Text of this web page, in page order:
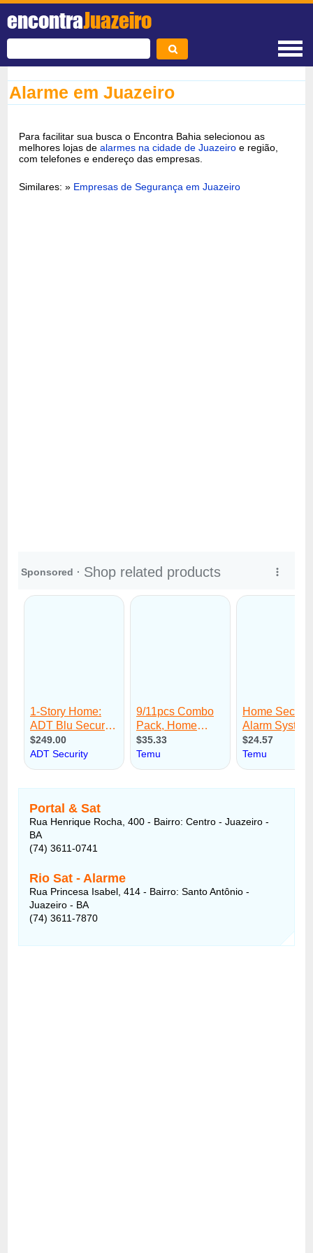
encontraJuazeiro
Alarme em Juazeiro
Para facilitar sua busca o Encontra Bahia selecionou as
melhores lojas dealarmes na cidade de Juazeiro e região,
com telefones e endereço das empresas.
Similares: » Empresas de Segurança em Juazeiro
Portal & Sat
Rua Henrique Rocha, 400 - Bairro: Centro - Juazeiro -
BA
(74) 3611-0741
Rio Sat - Alarme
Rua Princesa Isabel, 414 - Bairro: Santo Antônio -
Juazeiro - BA
(74) 3611-7870